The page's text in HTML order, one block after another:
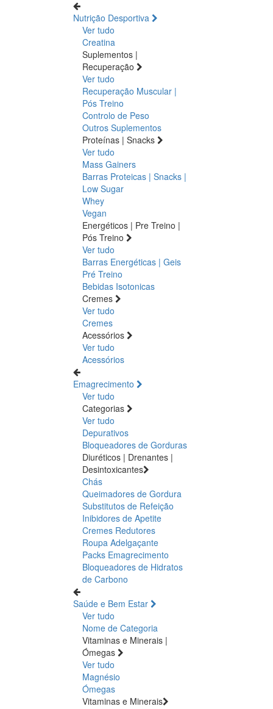
Nutrição Desportiva
Ver tudo
Creatina
Suplementos |
Recuperação
Ver tudo
Recuperação Muscular |
Pós Treino
Controlo de Peso
Outros Suplementos
Proteínas | Snacks
Ver tudo
Mass Gainers
Barras Proteicas | Snacks |
Low Sugar
Whey
Vegan
Energéticos | Pre Treino |
Pós Treino
Ver tudo
Barras Energéticas | Geis
Pré Treino
Bebidas Isotonicas
Cremes
Ver tudo
Cremes
Acessórios
Ver tudo
Acessórios
Emagrecimento
Ver tudo
Categorias
Ver tudo
Depurativos
Bloqueadores de Gorduras
Diuréticos | Drenantes |
Desintoxicantes
Chás
Queimadores de Gordura
Substitutos de Refeição
Inibidores de Apetite
Cremes Redutores
Roupa Adelgaçante
Packs Emagrecimento
Bloqueadores de Hidratos
de Carbono
Saúde e Bem Estar
Ver tudo
Nome de Categoria
Vitaminas e Minerais |
Ómegas
Ver tudo
Magnésio
Ómegas
Vitaminas e Minerais